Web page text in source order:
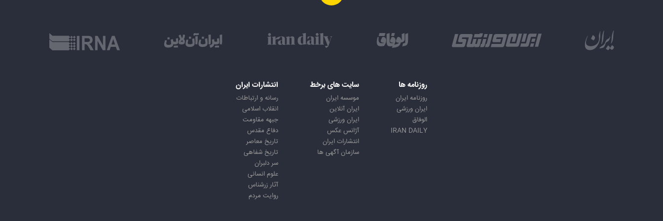
روزنامه ها
روزنامه ایران
ایران ورزشی
الوفاق
IRAN DAILY
سایت های برخط
موسسه ایران
ایران آنلاین
ایران ورزشی
آژانس عکس
انتشارات ایران
سازمان آگهی ها
انتشارات ایران
رسانه و ارتباطات
انقلاب اسلامی
جبهه مقاومت
دفاع مقدس
تاریخ معاصر
تاریخ شفاهی
سر دلبران
علوم انسانی
آثار زرشناس
روایت مردم